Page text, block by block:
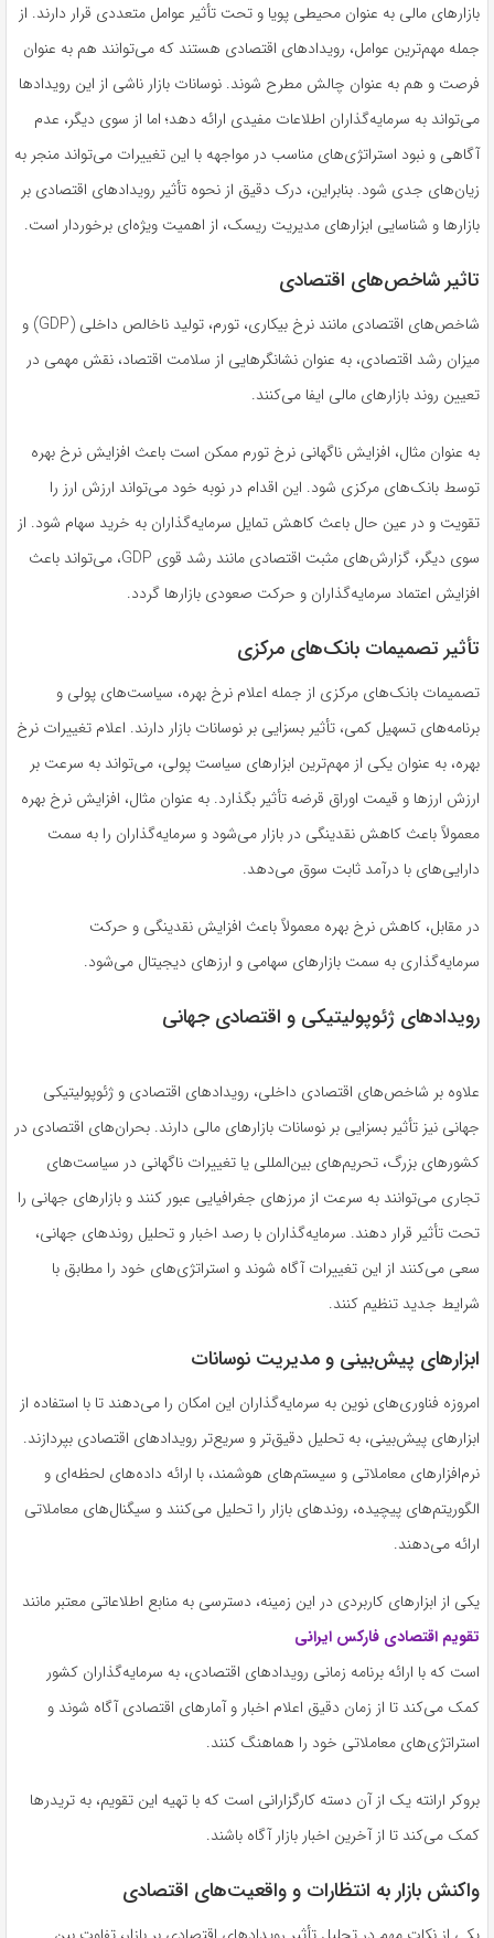
بازارهای مالی به عنوان محیطی پویا و تحت تأثیر عوامل متعددی قرار دارند. از
جمله مهم‌ترین عوامل، رویدادهای اقتصادی هستند که می‌توانند هم به عنوان
فرصت و هم به عنوان چالش مطرح شوند. نوسانات بازار ناشی از این رویدادها
می‌تواند به سرمایه‌گذاران اطلاعات مفیدی ارائه دهد؛ اما از سوی دیگر، عدم
آگاهی و نبود استراتژی‌های مناسب در مواجهه با این تغییرات می‌تواند منجر به
زیان‌های جدی شود. بنابراین، درک دقیق از نحوه تأثیر رویدادهای اقتصادی بر
بازارها و شناسایی ابزارهای مدیریت ریسک، از اهمیت ویژه‌ای برخوردار است.
تاثیر شاخص‌های اقتصادی
شاخص‌های اقتصادی مانند نرخ بیکاری، تورم، تولید ناخالص داخلی (GDP) و
میزان رشد اقتصادی، به عنوان نشانگرهایی از سلامت اقتصاد، نقش مهمی در
تعیین روند بازارهای مالی ایفا می‌کنند.
به عنوان مثال، افزایش ناگهانی نرخ تورم ممکن است باعث افزایش نرخ بهره
توسط بانک‌های مرکزی شود. این اقدام در نوبه خود می‌تواند ارزش ارز را
تقویت و در عین حال باعث کاهش تمایل سرمایه‌گذاران به خرید سهام شود. از
سوی دیگر، گزارش‌های مثبت اقتصادی مانند رشد قوی GDP، می‌تواند باعث
افزایش اعتماد سرمایه‌گذاران و حرکت صعودی بازارها گردد.
تأثیر تصمیمات بانک‌های مرکزی
تصمیمات بانک‌های مرکزی از جمله اعلام نرخ بهره، سیاست‌های پولی و
برنامه‌های تسهیل کمی، تأثیر بسزایی بر نوسانات بازار دارند. اعلام تغییرات نرخ
بهره، به عنوان یکی از مهم‌ترین ابزارهای سیاست پولی، می‌تواند به سرعت بر
ارزش ارزها و قیمت اوراق قرضه تأثیر بگذارد. به عنوان مثال، افزایش نرخ بهره
معمولاً باعث کاهش نقدینگی در بازار می‌شود و سرمایه‌گذاران را به سمت
دارایی‌های با درآمد ثابت سوق می‌دهد.
در مقابل، کاهش نرخ بهره معمولاً باعث افزایش نقدینگی و حرکت
سرمایه‌گذاری به سمت بازارهای سهامی و ارزهای دیجیتال می‌شود.
رویدادهای ژئوپولیتیکی و اقتصادی جهانی
علاوه بر شاخص‌های اقتصادی داخلی، رویدادهای اقتصادی و ژئوپولیتیکی
جهانی نیز تأثیر بسزایی بر نوسانات بازارهای مالی دارند. بحران‌های اقتصادی در
کشورهای بزرگ، تحریم‌های بین‌المللی یا تغییرات ناگهانی در سیاست‌های
تجاری می‌توانند به سرعت از مرزهای جغرافیایی عبور کنند و بازارهای جهانی را
تحت تأثیر قرار دهند. سرمایه‌گذاران با رصد اخبار و تحلیل روندهای جهانی،
سعی می‌کنند از این تغییرات آگاه شوند و استراتژی‌های خود را مطابق با
شرایط جدید تنظیم کنند.
ابزارهای پیش‌بینی و مدیریت نوسانات
امروزه فناوری‌های نوین به سرمایه‌گذاران این امکان را می‌دهند تا با استفاده از
ابزارهای پیش‌بینی، به تحلیل دقیق‌تر و سریع‌تر رویدادهای اقتصادی بپردازند.
نرم‌افزارهای معاملاتی و سیستم‌های هوشمند، با ارائه داده‌های لحظه‌ای و
الگوریتم‌های پیچیده، روندهای بازار را تحلیل می‌کنند و سیگنال‌های معاملاتی
ارائه می‌دهند.
یکی از ابزارهای کاربردی در این زمینه، دسترسی به منابع اطلاعاتی معتبر مانند
تقویم اقتصادی فارکس ایرانی
است که با ارائه برنامه زمانی رویدادهای اقتصادی، به سرمایه‌گذاران کشور
کمک می‌کند تا از زمان دقیق اعلام اخبار و آمارهای اقتصادی آگاه شوند و
استراتژی‌های معاملاتی خود را هماهنگ کنند.
بروکر ارانته یک از آن دسته کارگزارانی است که با تهیه این تقویم، به تریدرها
کمک می‌کند تا از آخرین اخبار بازار آگاه باشند.
واکنش بازار به انتظارات و واقعیت‌های اقتصادی